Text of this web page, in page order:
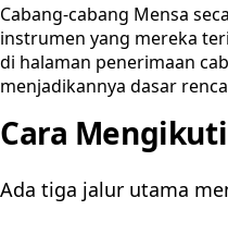
Cabang-cabang Mensa
instrumen yang mereka
di halaman penerimaan
menjadikannya dasar
Cara
Ada tiga jalur utama